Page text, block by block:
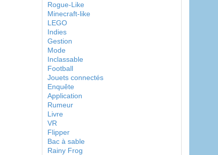
Rogue-Like
Minecraft-like
LEGO
Indies
Gestion
Mode
Inclassable
Football
Jouets connectés
Enquête
Application
Rumeur
Livre
VR
Flipper
Bac à sable
Rainy Frog